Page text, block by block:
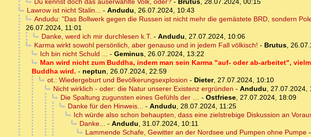
Du kennst doch das auserwählte Volk, oder?- Brutus, 28.07.2024, 00:15
Lawrow ist nicht Stalin... - Andudu, 26.07.2024, 10:43
Andudu: "Das Bollwerk gegen die Russen ist nicht mehr die gemästete BRD, sondern
26.07.2024, 11:01
Danke, werd ich mir durchlesen k.T. - Andudu, 27.07.2024, 10:06
Karma wirkt sowohl persönlich, aber genauso und in jedem Fall völkisch! - Brutus,
Ich bin nicht Schuld ... - Geminus, 26.07.2024, 13:22
Man wird nicht zum Buddha, indem man sein Karma "auf- oder ab-arbeitet",
Buddha wird. - neptun, 26.07.2024, 22:59
ot.: Wiedergeburt und Bevölkerungsexplosion - Dieter, 27.07.2024, 10:10
Nicht wirklich - oder: die Natur unserer Existenz ergründen - Andudu, 27.07.2024,
Die Spaltung zugunsten eines Gefühls der … - Ostfriese, 27.07.2024, 18:09
Danke für den Hinweis... - Andudu, 28.07.2024, 11:25
Ich würde also schon behaupten, dass eine zielstrebige Diskussion an
Danke... - Andudu, 31.07.2024, 10:11
Lammende Schafe, Gewitter an der Nordsee und Pumpen ohne Pumpe-